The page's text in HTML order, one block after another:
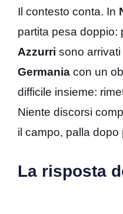
Il contesto conta. In
partita pesa doppio:
Azzurri sono arrivati
Germania con un
difficile insieme:
Niente discorsi
il campo, palla dopo
La risposta